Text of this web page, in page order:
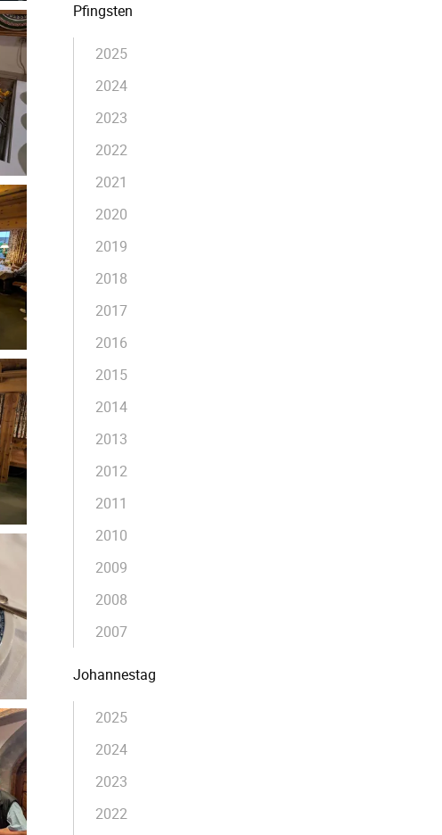
Pfingsten
2025
2024
2023
2022
2021
2020
2019
2018
2017
2016
2015
2014
2013
2012
2011
2010
2009
2008
2007
Johannestag
2025
2024
2023
2022